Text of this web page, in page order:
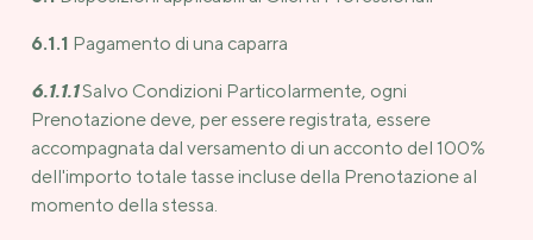
6.1.1 Pagamento di una caparra
6.1.1.1Salvo Condizioni Particolarmente, ogni
Prenotazione deve, per essere registrata, essere
accompagnata dal versamento di un acconto del 100%
dell'importo totale tasse incluse della Prenotazione al
momento della stessa.